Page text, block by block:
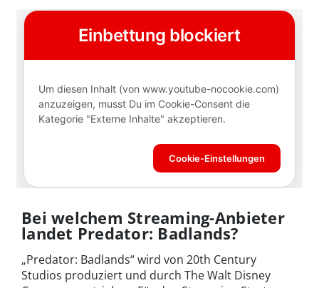
Bei welchem Streaming-Anbieter
landet Predator: Badlands?
„Predator: Badlands“ wird von 20th Century
Studios produziert und durch The Walt Disney